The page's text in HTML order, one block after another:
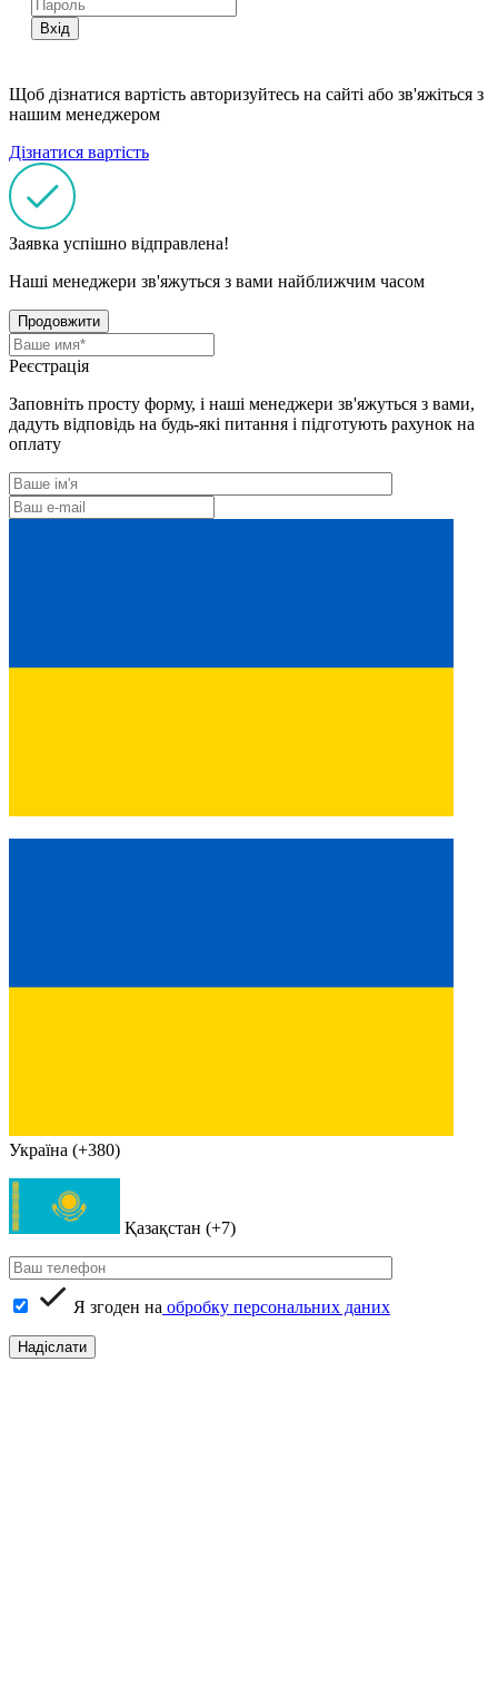
Вхід
Щоб дізнатися вартість авторизуйтесь на сайті або зв'яжіться з
нашим менеджером
Дізнатися вартість
Заявка успішно відправлена!
Наші менеджери зв'яжуться з вами найближчим часом
Продовжити
Реєстрація
Заповніть просту форму, і наші менеджери зв'яжуться з вами,
дадуть відповідь на будь-які питання і підготують рахунок на
оплату
Україна (+380)
Қазақстан (+7)
Я згоден на обробку персональних даних